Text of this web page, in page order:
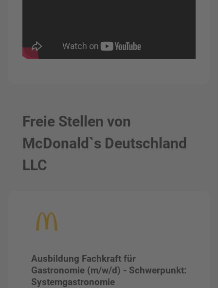
Freie Stellen von
McDonald`s Deutschland
LLC
Ausbildung Fachkraft für
Gastronomie (m/w/d) - Schwerpunkt:
Systemgastronomie